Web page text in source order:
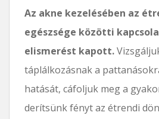
Az akne kezelésében az
egészsége közötti
elismerést kapott.
táplálkozásnak a
hatását, cáfoljuk meg a
derítsünk fényt az étrendi